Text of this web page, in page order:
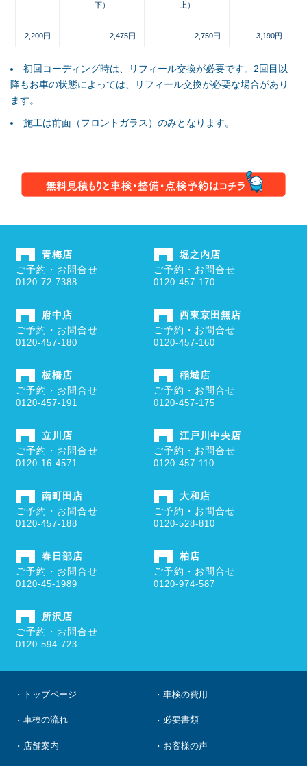
下）
上）
2,200円 2,475円 2,750円 3,190円
初回コーディング時は、リフィール交換が必要です。2回目以
降もお車の状態によっては、リフィール交換が必要な場合があり
ます。
施工は前面（フロントガラス）のみとなります。
青梅店
ご予約・お問合せ
0120-72-7388
堀之内店
ご予約・お問合せ
0120-457-170
府中店
ご予約・お問合せ
0120-457-180
西東京田無店
ご予約・お問合せ
0120-457-160
板橋店
ご予約・お問合せ
0120-457-191
稲城店
ご予約・お問合せ
0120-457-175
立川店
ご予約・お問合せ
0120-16-4571
江戸川中央店
ご予約・お問合せ
0120-457-110
南町田店
ご予約・お問合せ
0120-457-188
大和店
ご予約・お問合せ
0120-528-810
春日部店
ご予約・お問合せ
0120-45-1989
柏店
ご予約・お問合せ
0120-974-587
所沢店
ご予約・お問合せ
0120-594-723
トップページ 車検の費用
車検の流れ 必要書類
店舗案内 お客様の声